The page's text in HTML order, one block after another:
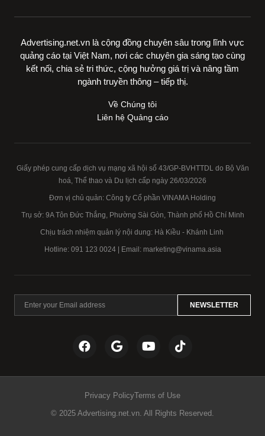
Advertising.net.vn là cộng đồng chuyên sâu trong lĩnh vực
quảng cáo tại Việt Nam, nơi các chuyên gia sáng tạo cùng
kết nối, chia sẻ tri thức, cộng hưởng giá trị và nâng tầm
ngành truyền thông – tiếp thị.
Về Chúng tôi
Liên hệ Quảng cáo
Giấy phép cung cấp dịch vụ mạng xã hội số 43/GP-BVHTTDL do Bộ Văn
hoá, Thể thao và Du lịch cấp ngày 26/03/2026
Đơn vị chủ quản: Công ty Cổ phần VINAMA Holding
Trụ sở: 9A Tôn Đức Thắng, Phường Sài Gòn, Thành phố Hồ Chí Minh
Chịu trách nhiệm quản lý nội dung: Hà Kiều - Khánh Linh
Hotline: 091 123 0024| Email: marketing@vinama.asia
NEWSLETTER
© 2025 Advertising.net.vn. All Rights Reserved.
Privacy PolicyTerms of Use